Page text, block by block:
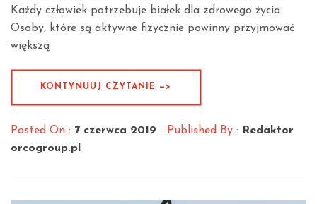
Każdy człowiek potrzebuje białek dla zdrowego życia.
Osoby, które są aktywne fizycznie powinny przyjmować
większą
KONTYNUUJ CZYTANIE —>
Posted On : 7 czerwca 2019 Published By :
Redaktor
orcogroup.pl